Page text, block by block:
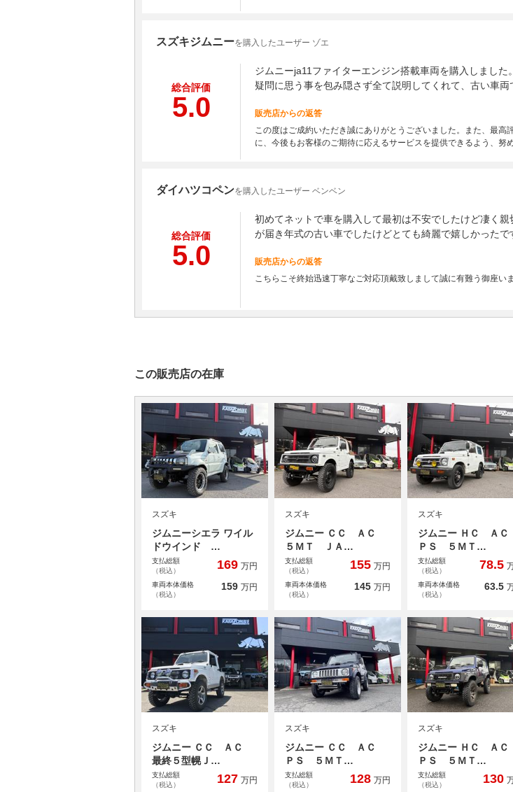
スズキジムニーを購入したユーザー ゾエ
総合評価
5.0
ジムニーja11ファイターエンジン搭載車両を購入しまし
疑問に思う事を包み隠さず全て説明してくれて、古い車
販売店からの返答
この度はご成約いただき誠にありがとうございました。また、最
に、今後もお客様のご期待に応えるサービスを提供できるよう、
ダイハツコペンを購入したユーザー ベンベン
総合評価
5.0
初めてネットで車を購入して最初は不安でしたけど凄く
が届き年式の古い車でしたけどとても綺麗で嬉しかった
販売店からの返答
こちらこそ終始迅速丁寧なご対応頂戴致しまして誠に有難う御座い
この販売店の在庫
スズキ
ジムニーシエラ ワイル
ドウインド …
支払総額
（税込）
169 万円
車両本体価格
（税込）
159 万円
スズキ
ジムニー ＣＣ ＡＣ
５ＭＴ ＪＡ…
支払総額
（税込）
155 万円
車両本体価格
（税込）
145 万円
スズキ
ジムニー ＨＣ ＡＣ
ＰＳ ５ＭＴ…
支払総額
（税込）
78.5
車両本体価格
（税込）
63.5
スズキ
ジムニー ＣＣ ＡＣ
最終５型幌Ｊ…
支払総額
（税込）
127 万円
スズキ
ジムニー ＣＣ ＡＣ
ＰＳ ５ＭＴ…
支払総額
（税込）
128 万円
スズキ
ジムニー ＨＣ ＡＣ
ＰＳ ５ＭＴ…
支払総額
（税込）
130